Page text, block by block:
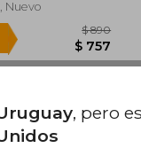
Nuevo
, pero